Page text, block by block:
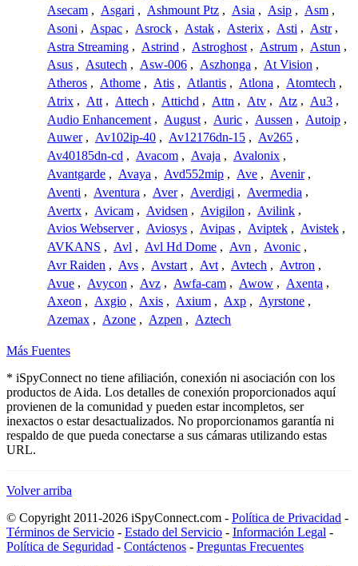
Asecam , Asgari , Ashmount Ptz , Asia , Asip , Asm ,
Asoni , Aspac , Asrock , Astak , Asterix , Asti , Astr ,
Astra Streaming , Astrind , Astroghost , Astrum , Astun ,
Asus , Asutech , Asw-006 , Aszhonga , At Vision ,
Atheros , Athome , Atis , Atlantis , Atlona , Atomtech ,
Atrix , Att , Attech , Attichd , Attn , Atv , Atz , Au3 ,
Audio Enhancement , August , Auric , Aussen , Autoip ,
Auwer , Av102ip-40 , Av12176dn-15 , Av265 ,
Av40185dn-cd , Avacom , Avaja , Avalonix ,
Avantgarde , Avaya , Avd552mip , Ave , Avenir ,
Aventi , Aventura , Aver , Averdigi , Avermedia ,
Avertx , Avicam , Avidsen , Avigilon , Avilink ,
Avios Webserver , Aviosys , Avipas , Aviptek , Avistek ,
AVKANS , Avl , Avl Hd Dome , Avn , Avonic ,
Avr Raiden , Avs , Avstart , Avt , Avtech , Avtron ,
Avue , Avycon , Avz , Awfa-cam , Awow , Axenta ,
Axeon , Axgio , Axis , Axium , Axp , Ayrstone ,
Azemax , Azone , Azpen , Aztech
Más Fuentes
* iSpyConnect no tiene afiliación, conexión ni asociación con los
productos de Aida. Los detalles de conexión proporcionados aquí
provienen de la comunidad y pueden estar incompletos, ser
inexactos o estar desactualizados. No proporcionamos garantía ni
respaldo de que pueda conectarse a sus cámaras utilizando estas
URL.
Volver arriba
© Copyright 2011-2026 iSpyConnect.com - Política de Privacidad -
Términos de Servicio - Estado del Servicio - Información Legal -
Política de Seguridad - Contáctenos - Preguntas Frecuentes